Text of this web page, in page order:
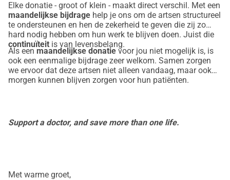
Elke donatie - groot of klein - maakt direct verschil. Met een
maandelijkse bijdrage help je ons om de artsen structureel
te ondersteunen en hen de zekerheid te geven die zij zo
hard nodig hebben om hun werk te blijven doen. Juist die
continuïteit is van levensbelang.
Als een maandelijkse donatie voor jou niet mogelijk is, is
ook een eenmalige bijdrage zeer welkom. Samen zorgen
we ervoor dat deze artsen niet alleen vandaag, maar ook
morgen kunnen blijven zorgen voor hun patiënten.
Support a doctor, and save more than one life.
Met warme groet,